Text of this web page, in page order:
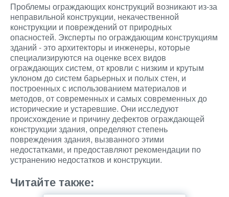
Проблемы ограждающих конструкций возникают из-за
неправильной конструкции, некачественной
конструкции и повреждений от природных
опасностей. Эксперты по ограждающим конструкциям
зданий - это архитекторы и инженеры, которые
специализируются на оценке всех видов
ограждающих систем, от кровли с низким и крутым
уклоном до систем барьерных и полых стен, и
построенных с использованием материалов и
методов, от современных и самых современных до
исторические и устаревшие. Они исследуют
происхождение и причину дефектов ограждающей
конструкции здания, определяют степень
повреждения здания, вызванного этими
недостатками, и предоставляют рекомендации по
устранению недостатков и конструкции.
Читайте также: